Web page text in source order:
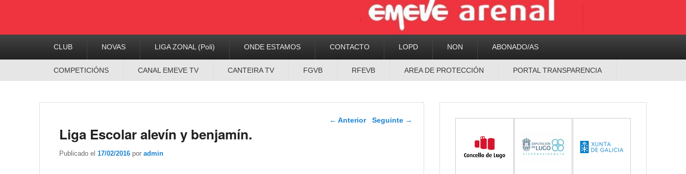
CLUB NOVAS LIGA ZONAL (Poli) ONDE ESTAMOS CONTACTO LOPD NON ABONADO/AS
COMPETICIÓNS CANAL EMEVE TV CANTEIRA TV FGVB RFEVB AREA DE PROTECCIÓN PORTAL TRANSPARENCIA
Navegador de artigos
← Anterior Seguinte →
Liga Escolar alevín y benjamín.
Publicado el 17/02/2016 por admin